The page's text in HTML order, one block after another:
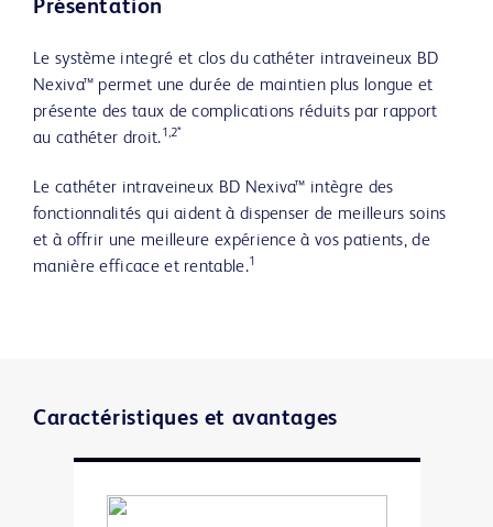
Présentation
Le système integré et clos du cathéter intraveineux BD
Nexiva™ permet une durée de maintien plus longue et
présente des taux de complications réduits par rapport
au cathéter droit.1,2*
Le cathéter intraveineux BD Nexiva™ intègre des
fonctionnalités qui aident à dispenser de meilleurs soins
et à offrir une meilleure expérience à vos patients, de
manière efficace et rentable.1
Caractéristiques et avantages